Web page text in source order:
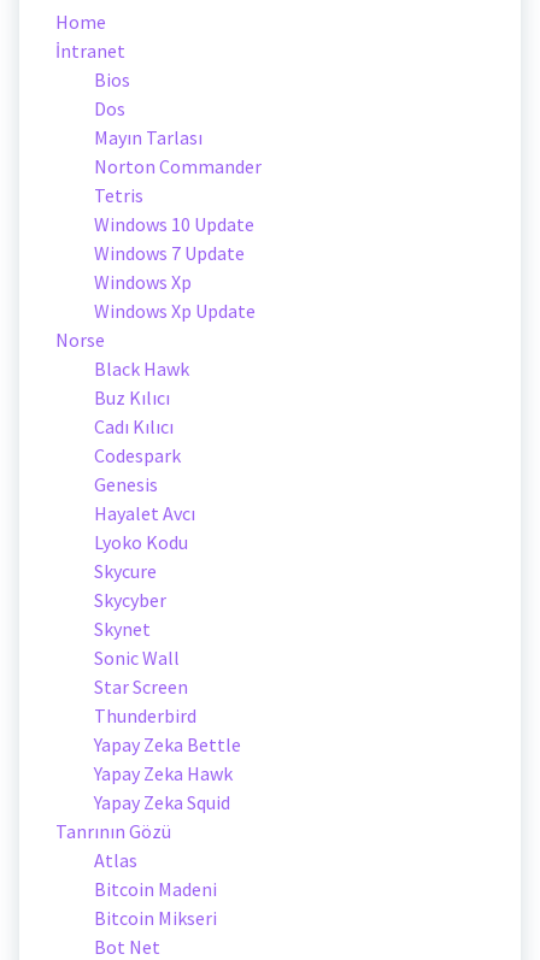
Home
İntranet
Bios
Dos
Mayın Tarlası
Norton Commander
Tetris
Windows 10 Update
Windows 7 Update
Windows Xp
Windows Xp Update
Norse
Black Hawk
Buz Kılıcı
Cadı Kılıcı
Codespark
Genesis
Hayalet Avcı
Lyoko Kodu
Skycure
Skycyber
Skynet
Sonic Wall
Star Screen
Thunderbird
Yapay Zeka Bettle
Yapay Zeka Hawk
Yapay Zeka Squid
Tanrının Gözü
Atlas
Bitcoin Madeni
Bitcoin Mikseri
Bot Net